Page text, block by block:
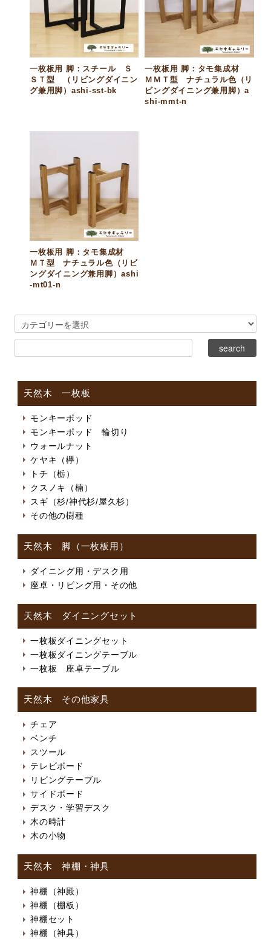
一枚板用 脚：スチール Ｓ
ＳＴ型 （リビングダイニン
グ兼用脚）ashi-sst-bk
一枚板用 脚：タモ集成材
ＭＭＴ型 ナチュラル色（リ
ビングダイニング兼用脚）a
shi-mmt-n
一枚板用 脚：タモ集成材
ＭＴ型 ナチュラル色（リビ
ングダイニング兼用脚）ashi
-mt01-n
天然木 一枚板
モンキーポッド
モンキーポッド 輪切り
ウォールナット
ケヤキ（欅）
トチ（栃）
クスノキ（楠）
スギ（杉/神代杉/屋久杉）
その他の樹種
天然木 脚（一枚板用）
ダイニング用・デスク用
座卓・リビング用・その他
天然木 ダイニングセット
一枚板ダイニングセット
一枚板ダイニングテーブル
一枚板 座卓テーブル
天然木 その他家具
チェア
ベンチ
スツール
テレビボード
リビングテーブル
サイドボード
デスク・学習デスク
木の時計
木の小物
天然木 神棚・神具
神棚（神殿）
神棚（棚板）
神棚セット
神棚（神具）